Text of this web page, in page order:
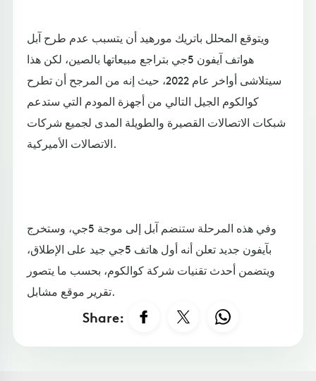
ويتوقع المحلل باتريك مورهيد أن يتسبب عدم طرح آبل
هواتف آيفون 5جي بتراجع مبيعاتها بالصين، لكن هذا
سيتلاشى أواخر عام 2022، حيث إنه من المرجح أن تطرح
كوالكوم الجيل التالي من أجهزة المودم التي ستدعم
شبكات الاتصالات القصيرة والطويلة المدى لجميع شركات
الاتصالات الأميركية.
وفي هذه المرحلة ستنضم آبل إلى موجة 5جي، وستخرج
بآيفون جديد تعلن أنه أول هاتف 5جي جيد على الإطلاق،
ويتضمن أحدث تقنيات شركة كوالكوم، بحسب ما يتصور
تقرير موقع مشابل.
Share: